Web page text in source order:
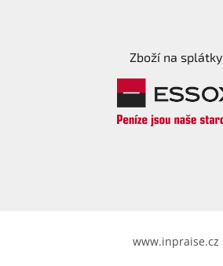
Zboží na splátky
www.inpraise.cz